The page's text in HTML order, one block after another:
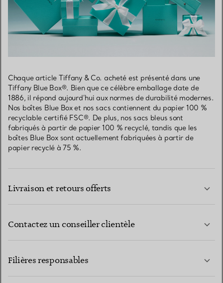
Chaque article Tiffany & Co. acheté est présenté dans une
Tiffany Blue Box®. Bien que ce célèbre emballage date de
1886, il répond aujourd’hui aux normes de durabilité modernes.
Nos boîtes Blue Box et nos sacs contiennent du papier 100 %
recyclable certifié FSC®. De plus, nos sacs bleus sont
fabriqués à partir de papier 100 % recyclé, tandis que les
boîtes Blue Box sont actuellement fabriquées à partir de
papier recyclé à 75 %.
Livraison et retours offerts
Contactez un conseiller clientèle
Filières responsables